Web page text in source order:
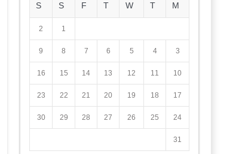
M
T
W
T
F
S
S
1
2
3
4
5
6
7
8
9
10
11
12
13
14
15
16
17
18
19
20
21
22
23
24
25
26
27
28
29
30
31